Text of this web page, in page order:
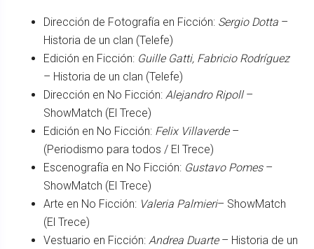
Dirección de Fotografía en Ficción: Sergio Dotta –
Historia de un clan (Telefe)
Edición en Ficción: Guille Gatti, Fabricio Rodríguez
– Historia de un clan (Telefe)
Dirección en No Ficción:Alejandro Ripoll–
ShowMatch (El Trece)
Edición en No Ficción: Felix Villaverde–
(Periodismo para todos / El Trece)
Escenografía en No Ficción: Gustavo Pomes–
ShowMatch (El Trece)
Arte en No Ficción: Valeria Palmieri– ShowMatch
(El Trece)
Vestuario en Ficción:Andrea Duarte– Historia de un